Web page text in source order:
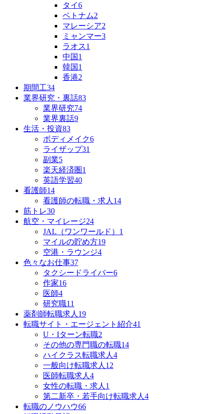
タイ6
ベトナム2
マレーシア2
ミャンマー3
ラオス1
中国1
韓国1
香港2
期間工34
業界研究・裏話83
業界研究74
業界裏話9
生活・投資83
ボディメイク6
ライザップ31
副業5
楽天経済圏 1
英語学習40
看護師14
看護師の転職・求人 14
筋トレ30
航空・マイレージ24
JAL（ワンワールド） 1
マイルの貯め方19
空港・ラウンジ4
色々なお仕事37
タクシードライバー6
作家16
医師4
研究職11
薬剤師転職求人 19
転職サイト・エージェント紹介41
U・Iターン転職2
その他の専門職の転職14
ハイクラス転職求人 4
一般向け転職求人 12
医師転職求人 4
女性の転職・求人 1
第二新卒・若手向け転職求人 4
転職のノウハウ66